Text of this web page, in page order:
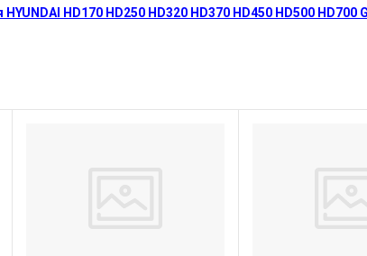
HD170 HD250 HD320 HD370 HD450 HD500